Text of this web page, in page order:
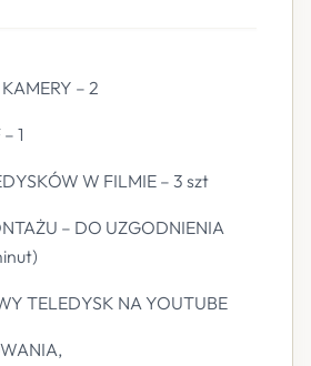
– 2
1
W FILMIE – 3 szt
– DO UZGODNIENIA
TELEDYSK NA YOUTUBE